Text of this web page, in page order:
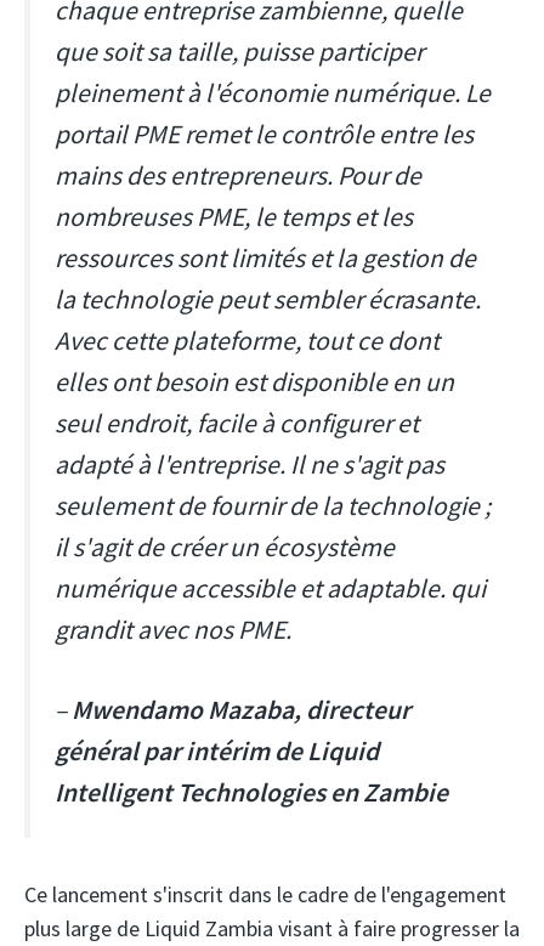
chaque entreprise zambienne, quelle
que soit sa taille, puisse participer
pleinement à l'économie numérique. Le
portail PME remet le contrôle entre les
mains des entrepreneurs. Pour de
nombreuses PME, le temps et les
ressources sont limités et la gestion de
la technologie peut sembler écrasante.
Avec cette plateforme, tout ce dont
elles ont besoin est disponible en un
seul endroit, facile à configurer et
adapté à l'entreprise. Il ne s'agit pas
seulement de fournir de la technologie ;
il s'agit de créer un écosystème
numérique accessible et adaptable. qui
grandit avec nos PME.
–Mwendamo Mazaba, directeur
général par intérim de Liquid
Intelligent Technologies en Zambie
Ce lancement s'inscrit dans le cadre de l'engagement
plus large de Liquid Zambia visant à faire progresser la